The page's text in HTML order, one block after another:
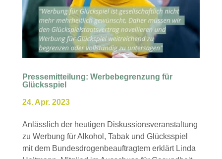
Pressemitteilung: Werbebegrenzung für
Glücksspiel
24. Apr. 2023
Anlässlich der heutigen Diskussionsveranstaltung
zu Werbung für Alkohol, Tabak und Glücksspiel
mit dem Bundesdrogenbeauftragtem erklärt Linda